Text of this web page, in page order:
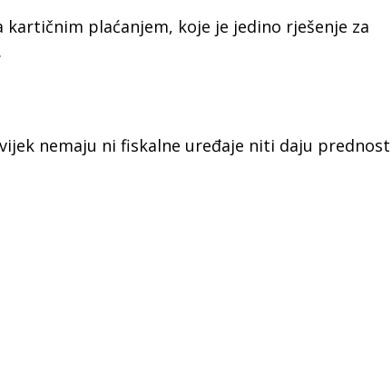
plaćanjem, koje je jedino rješenje za
nemaju ni fiskalne uređaje niti daju prednost